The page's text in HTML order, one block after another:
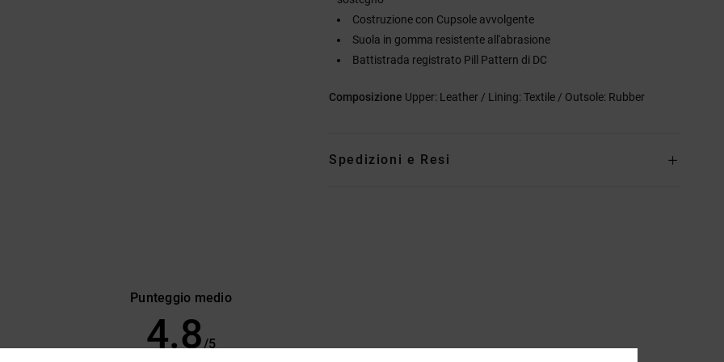
Costruzione con Cupsole avvolgente
Suola in gomma resistente all'abrasione
Battistrada registrato Pill Pattern di DC
Composizione Upper: Leather / Lining: Textile / Outsole: Rubber
Spedizioni e Resi
Punteggio medio
4.8 /5